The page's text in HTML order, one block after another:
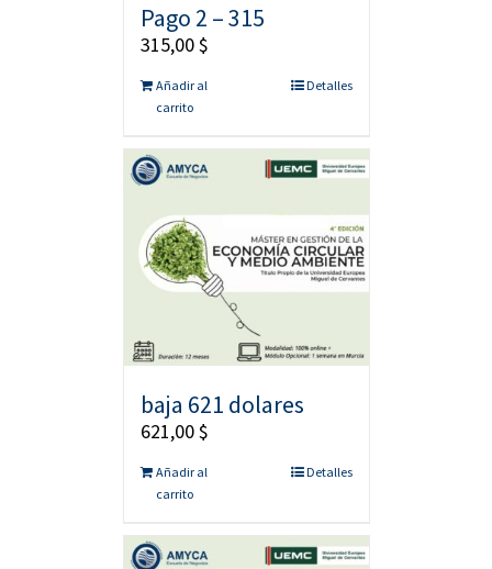
Pago 2 – 315
315,00$
Añadir al
carrito
Detalles
baja 621 dolares
621,00$
Añadir al
carrito
Detalles